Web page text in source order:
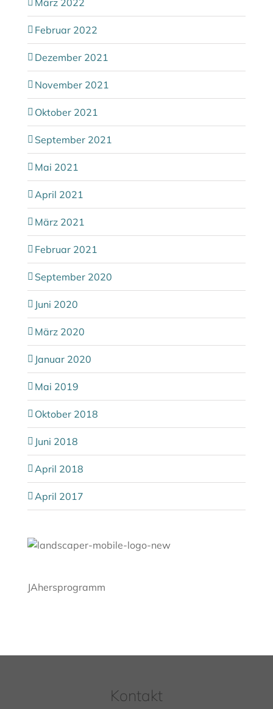
März 2022
Februar 2022
Dezember 2021
November 2021
Oktober 2021
September 2021
Mai 2021
April 2021
März 2021
Februar 2021
September 2020
Juni 2020
März 2020
Januar 2020
Mai 2019
Oktober 2018
Juni 2018
April 2018
April 2017
JAhersprogramm
Kontakt